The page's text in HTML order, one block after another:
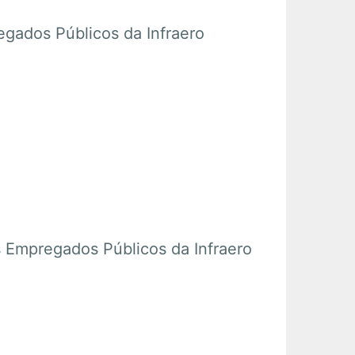
Públicos da Infraero
Públicos da Infraero